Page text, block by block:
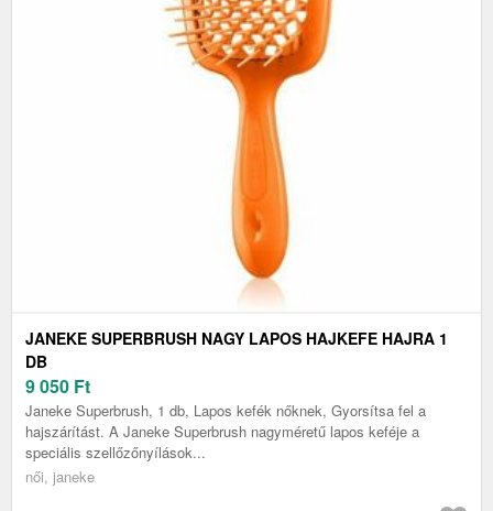
JANEKE SUPERBRUSH NAGY LAPOS HAJKEFE HAJRA 1
DB
9 050 Ft
Janeke Superbrush, 1 db, Lapos kefék nőknek, Gyorsítsa fel a
hajszárítást. A Janeke Superbrush nagyméretű lapos keféje a
speciális szellőzőnyílások...
női, janeke